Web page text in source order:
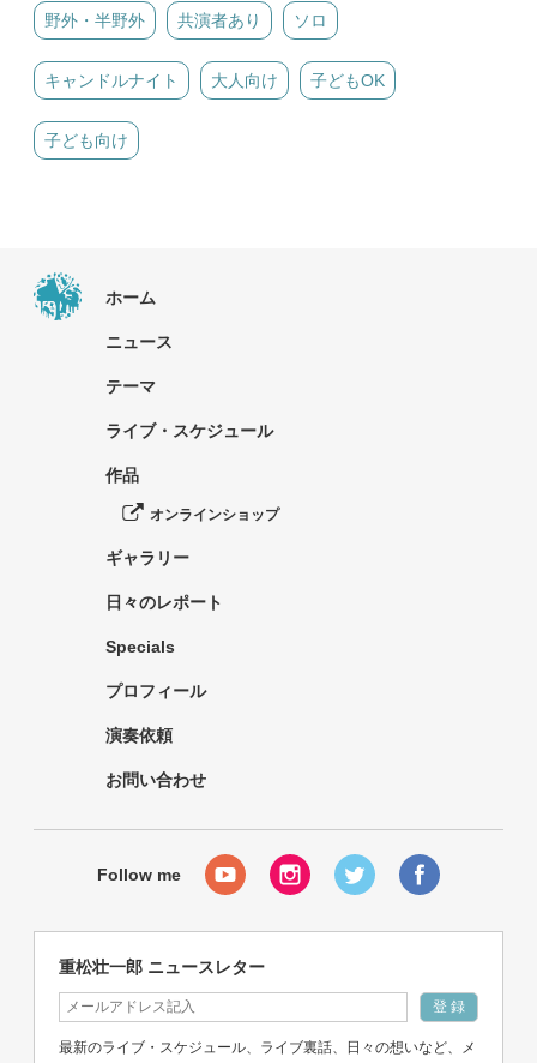
野外・半野外 共演者あり ソロ
キャンドルナイト 大人向け 子どもOK
子ども向け
ホーム
ニュース
テーマ
ライブ・スケジュール
作品
オンラインショップ
ギャラリー
日々のレポート
Specials
プロフィール
演奏依頼
お問い合わせ
重松壮一郎 ニュースレター
最新のライブ・スケジュール、ライブ裏話、日々の想いなど、メ